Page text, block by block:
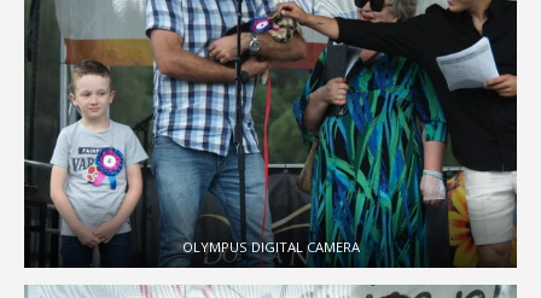
OLYMPUS DIGITAL CAMERA